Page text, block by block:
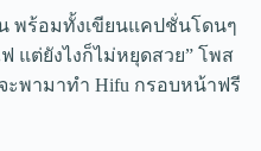
พร้อมทั้งเขียนแคปชั่นโดนๆ
แต่ยังไงก็ไม่หยุดสวย” โพส
ะพามาทำ Hifu กรอบหน้าฟรี